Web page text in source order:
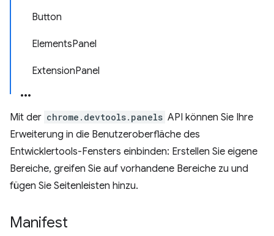
Button
ElementsPanel
ExtensionPanel
Mit der chrome.devtools.panels API können Sie Ihre
Erweiterung in die Benutzeroberfläche des
Entwicklertools-Fensters einbinden: Erstellen Sie eigene
Bereiche, greifen Sie auf vorhandene Bereiche zu und
fügen Sie Seitenleisten hinzu.
Manifest